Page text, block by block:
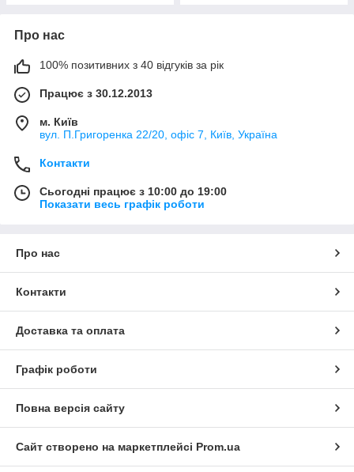
Про нас
100% позитивних з 40 відгуків за рік
Працює з 30.12.2013
м. Київ
вул. П.Григоренка 22/20, офіс 7, Київ, Україна
Контакти
Сьогодні працює з 10:00 до 19:00
Показати весь графік роботи
Про нас
Контакти
Доставка та оплата
Графік роботи
Повна версія сайту
Сайт створено на маркетплейсі Prom.ua